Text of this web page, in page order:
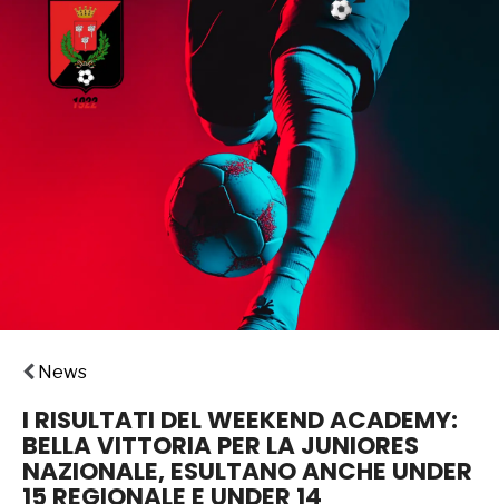
News
I RISULTATI DEL WEEKEND ACADEMY:
BELLA VITTORIA PER LA JUNIORES
NAZIONALE, ESULTANO ANCHE UNDER
15 REGIONALE E UNDER 14